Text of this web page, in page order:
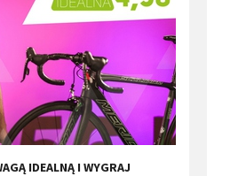
IDEALNĄ I WYGRAJ